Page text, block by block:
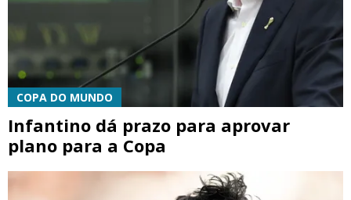
COPA DO MUNDO
Infantino dá prazo para aprovar
plano para a Copa